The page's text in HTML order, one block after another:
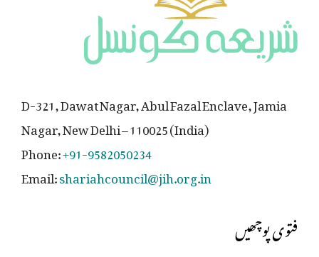
D-321, Dawat Nagar, Abul Fazal Enclave, Jamia
Nagar, New Delhi – 110025 (India)
Phone:+91-9582050234
Email:shariahcouncil@jih.org.in
فتوی پوچھیں